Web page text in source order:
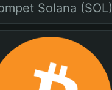
Solana (SOL)